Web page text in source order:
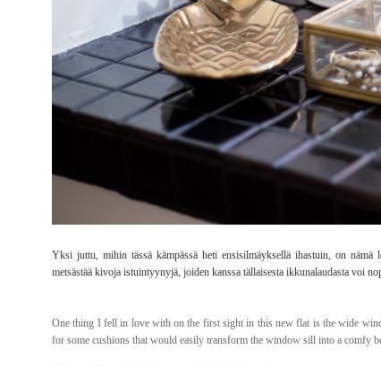
Yksi juttu, mihin tässä kämpässä heti ensisilmäyksellä ihastuin, on
metsästää kivoja istuintyynyjä, joiden kanssa tällaisesta ikkunalaudasta voi
One thing I fell in love with on the first sight in this new flat is the wide
for some cushions that would easily transform the window sill into a comfy